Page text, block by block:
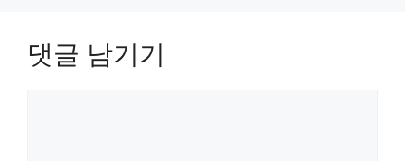
댓글 남기기